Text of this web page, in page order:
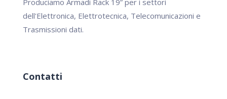
dell'Elettronica, Elettrotecnica, Telecomunicazioni e
Trasmissioni dati.
Contatti